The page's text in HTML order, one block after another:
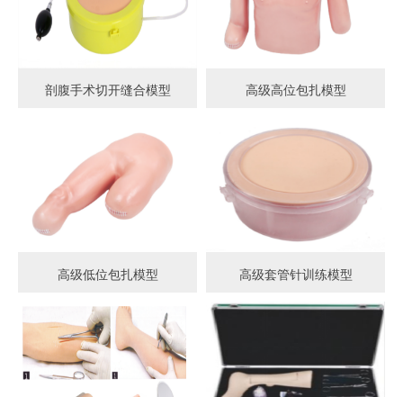
剖腹手术切开缝合模型 高级高位包扎模型
高级低位包扎模型 高级套管针训练模型